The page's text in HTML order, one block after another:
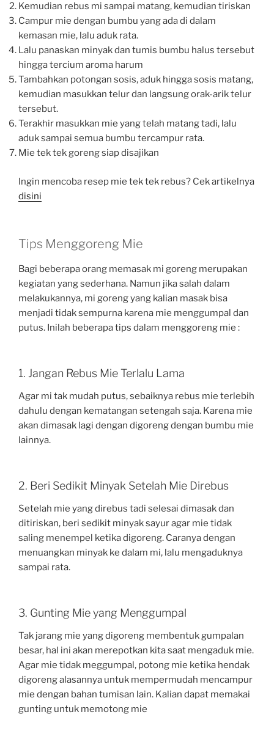
Kemudian rebus mi sampai matang, kemudian tiriskan
Campur mie dengan bumbu yang ada di dalam
kemasan mie, lalu aduk rata.
Lalu panaskan minyak dan tumis bumbu halus tersebut
hingga tercium aroma harum
Tambahkan potongan sosis, aduk hingga sosis matang,
kemudian masukkan telur dan langsung orak-arik telur
tersebut.
Terakhir masukkan mie yang telah matang tadi, lalu
aduk sampai semua bumbu tercampur rata.
Mie tek tek goreng siap disajikan
Ingin mencoba resep mie tek tek rebus? Cek artikelnya
disini
Tips Menggoreng Mie
Bagi beberapa orang memasak mi goreng merupakan
kegiatan yang sederhana. Namun jika salah dalam
melakukannya, mi goreng yang kalian masak bisa
menjadi tidak sempurna karena mie menggumpal dan
putus. Inilah beberapa tips dalam menggoreng mie :
1. Jangan Rebus Mie Terlalu Lama
Agar mi tak mudah putus, sebaiknya rebus mie terlebih
dahulu dengan kematangan setengah saja. Karena mie
akan dimasak lagi dengan digoreng dengan bumbu mie
lainnya.
2. Beri Sedikit Minyak Setelah Mie Direbus
Setelah mie yang direbus tadi selesai dimasak dan
ditiriskan, beri sedikit minyak sayur agar mie tidak
saling menempel ketika digoreng. Caranya dengan
menuangkan minyak ke dalam mi, lalu mengaduknya
sampai rata.
3. Gunting Mie yang Menggumpal
Tak jarang mie yang digoreng membentuk gumpalan
besar, hal ini akan merepotkan kita saat mengaduk mie.
Agar mie tidak meggumpal, potong mie ketika hendak
digoreng alasannya untuk mempermudah mencampur
mie dengan bahan tumisan lain. Kalian dapat memakai
gunting untuk memotong mie